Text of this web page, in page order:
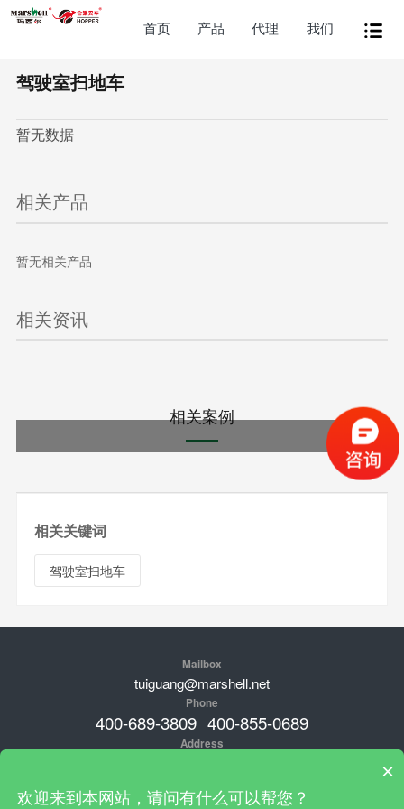
首页 产品 代理 我们
驾驶室扫地车
暂无数据
相关产品
暂无相关产品
相关资讯
相关案例
相关关键词
驾驶室扫地车
Mailbox
tuiguang@marshell.net
Phone
400-689-3809 400-855-0689
Address
品牌总部：新加坡；中国工厂地址：广东肇庆高新经济开发区临江
工业园工业大街25号，安徽省淮北市烈山区经济开发区梧桐大道36
号
×
欢迎来到本网站，请问有什么可以帮您？